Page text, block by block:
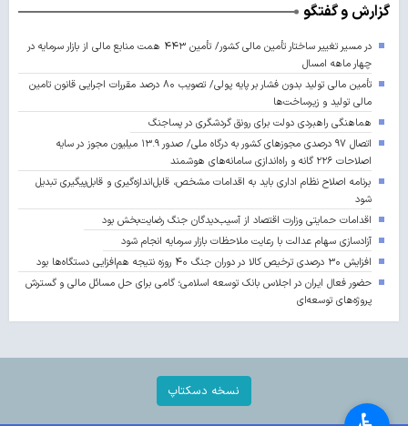
گزارش و گفتگو
در مسیر تغییر ساختار تأمین مالی کشور/ تأمین ۴۴۳ همت منابع مالی از بازار سرمایه در
چهار ماهه امسال
تأمین مالی تولید بدون فشار بر پایه پولی/ تصویب ۸۰ درصد مقررات اجرایی قانون تامین
مالی تولید و زیرساخت‌ها
هماهنگی راهبردی دولت برای رونق گردشگری در پساجنگ
اتصال ۹۷ درصدی مجوزهای کشور به درگاه ملی/ صدور ۱۳.۹ میلیون مجوز در سایه
اصلاحات ۲۲۶ گانه و راه‌اندازی سامانه‌های هوشمند
برنامه اصلاح نظام اداری باید به اقدامات مشخص، قابل‌اندازه‌گیری و قابل‌پیگیری تبدیل
شود
اقدامات حمایتی وزارت اقتصاد از آسیب‌دیدگان جنگ رضایت‌بخش بود
آزادسازی سهام عدالت با رعایت ملاحظات بازار سرمایه انجام شود
افزایش ۳۰ درصدی ترخیص کالا در دوران جنگ ۴۰ روزه نتیجه هم‌افزایی دستگاه‌ها بود
حضور فعال ایران در اجلاس بانک توسعه اسلامی؛ گامی برای حل مسائل مالی و گسترش
پروژه‌های توسعه‌ای
نسخه دسکتاپ